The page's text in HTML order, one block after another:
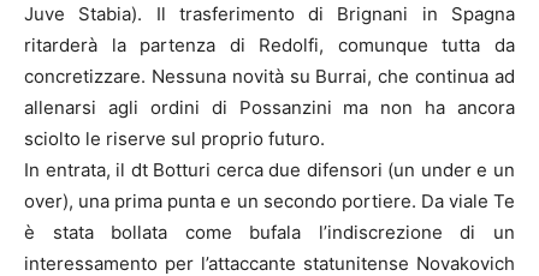
Juve Stabia). Il trasferimento di Brignani in Spagna
ritarderà la partenza di Redolfi, comunque tutta da
concretizzare. Nessuna novità su Burrai, che continua ad
allenarsi agli ordini di Possanzini ma non ha ancora
sciolto le riserve sul proprio futuro.
In entrata, il dt Botturi cerca due difensori (un under e un
over), una prima punta e un secondo portiere. Da viale Te
è stata bollata come bufala l’indiscrezione di un
interessamento per l’attaccante statunitense Novakovich